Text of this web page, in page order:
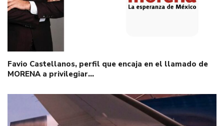
Favio Castellanos, perfil que encaja en el llamado de
MORENA a privilegiar…